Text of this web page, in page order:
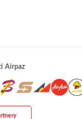
Airpaz